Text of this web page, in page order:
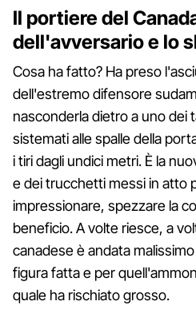
Il portiere del
dell'avversario e lo
Cosa ha fatto? Ha preso
dell'estremo difensore
nasconderla dietro a uno dei
sistemati alle spalle della
i tiri dagli undici metri. È la
e dei trucchetti messi in atto
impressionare, spezzare la
beneficio. A volte riesce, a
canadese è andata
figura fatta e per
quale ha rischiato grosso.